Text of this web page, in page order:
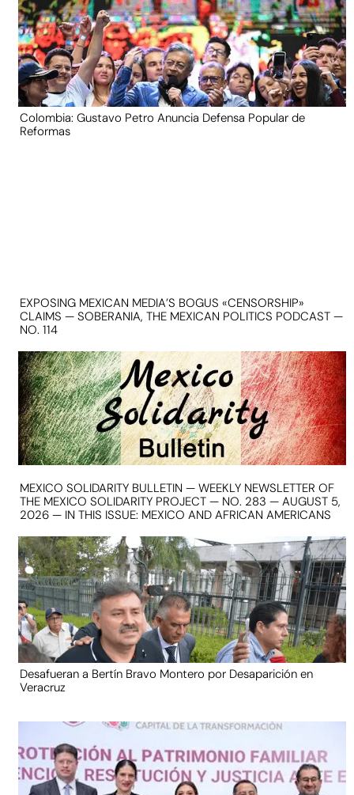
Colombia: Gustavo Petro Anuncia Defensa Popular de
Reformas
EXPOSING MEXICAN MEDIA’S BOGUS «CENSORSHIP»
CLAIMS — SOBERANIA, THE MEXICAN POLITICS PODCAST —
NO. 114
MEXICO SOLIDARITY BULLETIN — WEEKLY NEWSLETTER OF
THE MEXICO SOLIDARITY PROJECT — NO. 283 — AUGUST 5,
2026 — IN THIS ISSUE: MEXICO AND AFRICAN AMERICANS
Desafueran a Bertín Bravo Montero por Desaparición en
Veracruz